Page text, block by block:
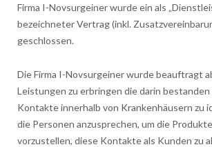
Firma I-Novsurgeiner wurde ein als
bezeichneter Vertrag (inkl.
geschlossen.
Die Firma I-Novsurgeiner wurde beauftragt
Leistungen zu erbringen die darin
Kontakte innerhalb von Krankenhäusern zu
die Personen anzusprechen, um die
vorzustellen, diese Kontakte als Kunden zu